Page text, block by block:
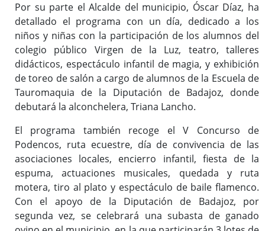
Por su parte el Alcalde del municipio, Óscar Díaz, ha
detallado el programa con un día, dedicado a los
niños y niñas con la participación de los alumnos del
colegio público Virgen de la Luz, teatro, talleres
didácticos, espectáculo infantil de magia, y exhibición
de toreo de salón a cargo de alumnos de la Escuela de
Tauromaquia de la Diputación de Badajoz, donde
debutará la alconchelera, Triana Lancho.
El programa también recoge el V Concurso de
Podencos, ruta ecuestre, día de convivencia de las
asociaciones locales, encierro infantil, fiesta de la
espuma, actuaciones musicales, quedada y ruta
motera, tiro al plato y espectáculo de baile flamenco.
Con el apoyo de la Diputación de Badajoz, por
segunda vez, se celebrará una subasta de ganado